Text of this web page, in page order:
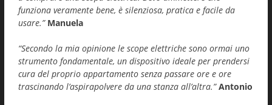
funziona veramente bene, è silenziosa, pratica e facile da
usare.” Manuela
“Secondo la mia opinione le scope elettriche sono ormai uno
strumento fondamentale, un dispositivo ideale per prendersi
cura del proprio appartamento senza passare ore e ore
trascinando l’aspirapolvere da una stanza all’altra.” Antonio